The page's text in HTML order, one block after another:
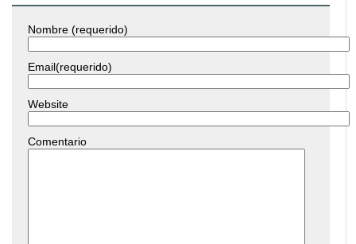
Nombre (requerido)
Email(requerido)
Website
Comentario